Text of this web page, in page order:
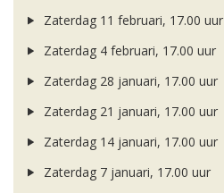
Zaterdag 11 februari, 17.00 uur
Zaterdag 4 februari, 17.00 uur
Zaterdag 28 januari, 17.00 uur
Zaterdag 21 januari, 17.00 uur
Zaterdag 14 januari, 17.00 uur
Zaterdag 7 januari, 17.00 uur